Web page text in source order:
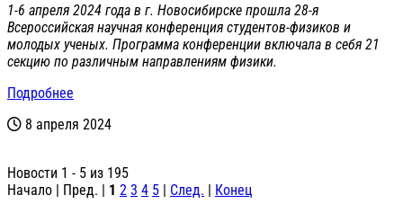
1-6 апреля 2024 года в г. Новосибирске прошла 28-я
Всероссийская научная конференция студентов-физиков и
молодых ученых. Программа конференции включала в себя 21
секцию по различным направлениям физики.
Подробнее
8 апреля 2024
Новости 1 - 5 из 195
Начало | Пред. | 1 2 3 4 5 | След. | Конец